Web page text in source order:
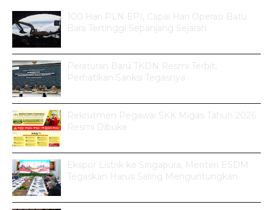
100 Hari PLN EPI, Capai Hari Operasi Batu
Bara Tertinggi Sepanjang Sejarah
Peraturan Baru TKDN Resmi Terbit,
Perhatikan Sanksi Tegasnya
Rekrutmen Pegawai SKK Migas Tahun 2026
Resmi Dibuka
Ekspor Listrik ke Singapura, Menteri ESDM
Tegaskan Harus Saling Menguntungkan